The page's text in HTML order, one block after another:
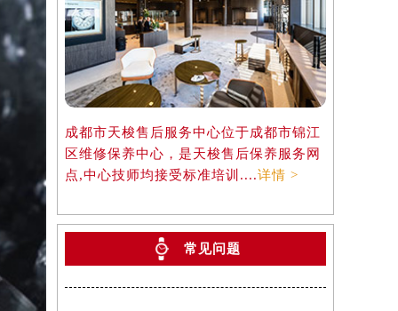
成都市天梭售后服务中心位于成都市锦江
区维修保养中心，是天梭售后保养服务网
点,中心技师均接受标准培训....详情 >
常见问题